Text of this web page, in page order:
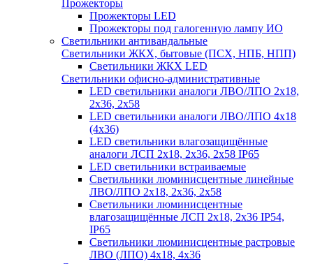
Прожекторы
Прожекторы LED
Прожекторы под галогенную лампу ИО
Светильники антивандальные
Светильники ЖКХ, бытовые (ПСХ, НПБ, НПП)
Светильники ЖКХ LED
Светильники офисно-административные
LED светильники аналоги ЛВО/ЛПО 2х18,
2х36, 2х58
LED светильники аналоги ЛВО/ЛПО 4х18
(4х36)
LED светильники влагозащищённые
аналоги ЛСП 2х18, 2х36, 2х58 IP65
LED светильники встраиваемые
Светильники люминисцентные линейные
ЛВО/ЛПО 2х18, 2х36, 2х58
Светильники люминисцентные
влагозащищённые ЛСП 2х18, 2х36 IP54,
IP65
Светильники люминисцентные растровые
ЛВО (ЛПО) 4х18, 4х36